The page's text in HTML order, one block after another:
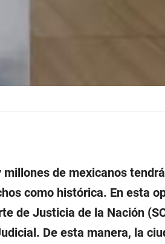
de mexicanos
como histórica. En esta
de Justicia de la Nación
De esta manera, la